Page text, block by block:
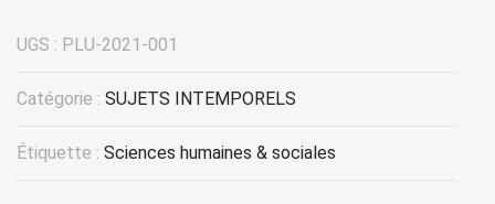
UGS : PLU-2021-001
Catégorie : SUJETS INTEMPORELS
Étiquette : Sciences humaines & sociales